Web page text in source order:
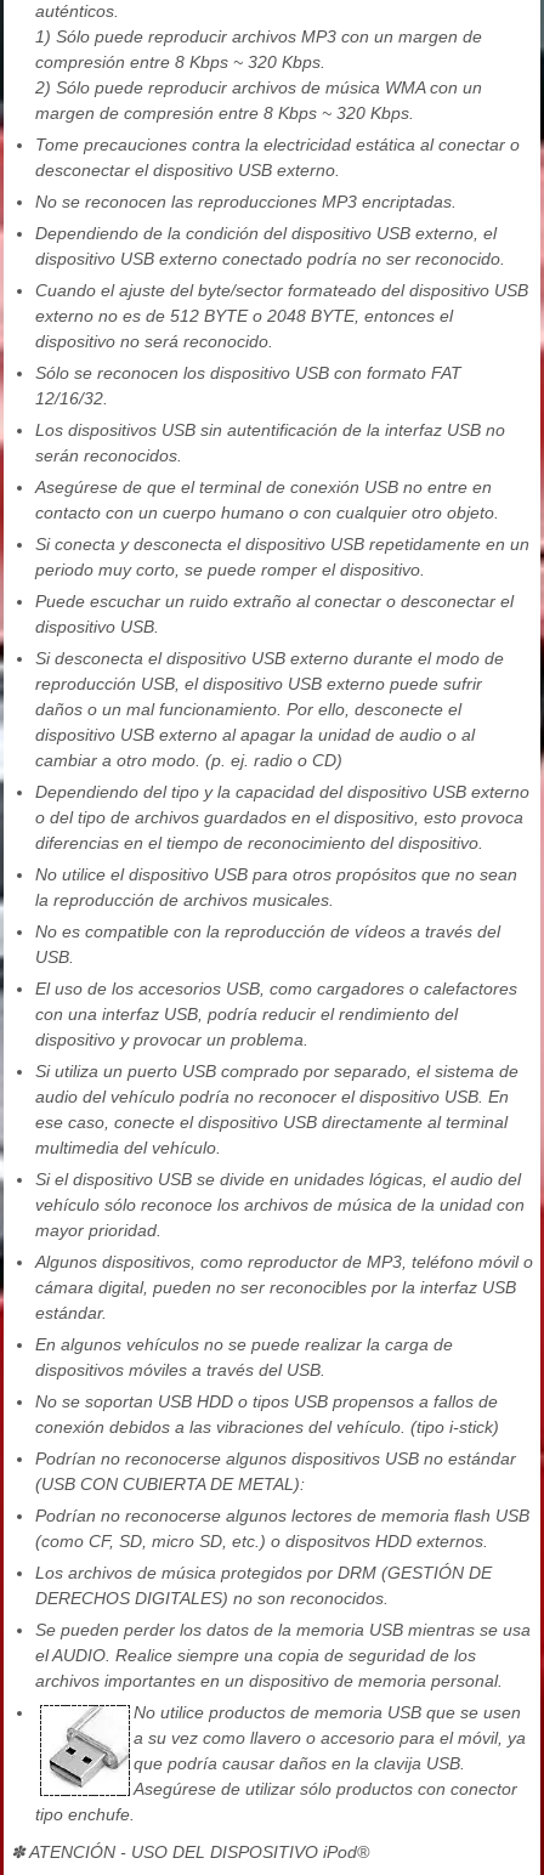
auténticos.
1) Sólo puede reproducir archivos MP3 con un margen de
compresión entre 8 Kbps ~ 320 Kbps.
2) Sólo puede reproducir archivos de música WMA con un
margen de compresión entre 8 Kbps ~ 320 Kbps.
Tome precauciones contra la electricidad estática al conectar o
desconectar el dispositivo USB externo.
No se reconocen las reproducciones MP3 encriptadas.
Dependiendo de la condición del dispositivo USB externo, el
dispositivo USB externo conectado podría no ser reconocido.
Cuando el ajuste del byte/sector formateado del dispositivo USB
externo no es de 512 BYTE o 2048 BYTE, entonces el
dispositivo no será reconocido.
Sólo se reconocen los dispositivo USB con formato FAT
12/16/32.
Los dispositivos USB sin autentificación de la interfaz USB no
serán reconocidos.
Asegúrese de que el terminal de conexión USB no entre en
contacto con un cuerpo humano o con cualquier otro objeto.
Si conecta y desconecta el dispositivo USB repetidamente en un
periodo muy corto, se puede romper el dispositivo.
Puede escuchar un ruido extraño al conectar o desconectar el
dispositivo USB.
Si desconecta el dispositivo USB externo durante el modo de
reproducción USB, el dispositivo USB externo puede sufrir
daños o un mal funcionamiento. Por ello, desconecte el
dispositivo USB externo al apagar la unidad de audio o al
cambiar a otro modo. (p. ej. radio o CD)
Dependiendo del tipo y la capacidad del dispositivo USB externo
o del tipo de archivos guardados en el dispositivo, esto provoca
diferencias en el tiempo de reconocimiento del dispositivo.
No utilice el dispositivo USB para otros propósitos que no sean
la reproducción de archivos musicales.
No es compatible con la reproducción de vídeos a través del
USB.
El uso de los accesorios USB, como cargadores o calefactores
con una interfaz USB, podría reducir el rendimiento del
dispositivo y provocar un problema.
Si utiliza un puerto USB comprado por separado, el sistema de
audio del vehículo podría no reconocer el dispositivo USB. En
ese caso, conecte el dispositivo USB directamente al terminal
multimedia del vehículo.
Si el dispositivo USB se divide en unidades lógicas, el audio del
vehículo sólo reconoce los archivos de música de la unidad con
mayor prioridad.
Algunos dispositivos, como reproductor de MP3, teléfono móvil o
cámara digital, pueden no ser reconocibles por la interfaz USB
estándar.
En algunos vehículos no se puede realizar la carga de
dispositivos móviles a través del USB.
No se soportan USB HDD o tipos USB propensos a fallos de
conexión debidos a las vibraciones del vehículo. (tipo i-stick)
Podrían no reconocerse algunos dispositivos USB no estándar
(USB CON CUBIERTA DE METAL):
Podrían no reconocerse algunos lectores de memoria flash USB
(como CF, SD, micro SD, etc.) o dispositvos HDD externos.
Los archivos de música protegidos por DRM (GESTIÓN DE
DERECHOS DIGITALES) no son reconocidos.
Se pueden perder los datos de la memoria USB mientras se usa
el AUDIO. Realice siempre una copia de seguridad de los
archivos importantes en un dispositivo de memoria personal.
No utilice productos de memoria USB que se usen
a su vez como llavero o accesorio para el móvil, ya
que podría causar daños en la clavija USB.
Asegúrese de utilizar sólo productos con conector
tipo enchufe.
✽ ATENCIÓN - USO DEL DISPOSITIVO iPod®